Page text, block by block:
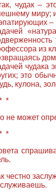
чудак –
миру;
из
чудака
это
кулона,
*
не может
*
честно